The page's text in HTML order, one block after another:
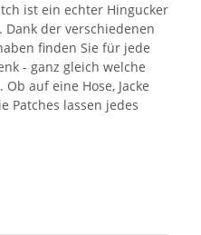
ist ein echter Hingucker
der verschiedenen
finden Sie für jede
- ganz gleich welche
auf eine Hose, Jacke
Patches lassen jedes